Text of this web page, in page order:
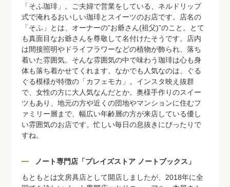
「そふ珈琲」。ご夫婦で営業をしている、ネルドリップ
式で淹れるおいしい珈琲とスイーツのお店です。店名の
「そふ」とは、オーナーの”お爺さん(祖父)”のこと。とて
も真面目なお爺さんを尊敬して名付けたそうです。店内
は間接照明やドライフラワーなどの植物が飾られ、落ち
着いた雰囲気。そんな雰囲気の中で味わう珈琲は心も身
体も落ち着かせてくれます。なかでも人気なのは、ぐる
ぐる模様が特徴の「カフェモカ」。インスタ映え抜群
で、女性の方に大人気なんだとか。奥様手作りのスイー
ツもあり、地元の方や近くの団地やマンションに住むフ
ァミリー層まで、幅広い年齢層の方が来店している優し
い雰囲気のお店です。忙しい毎日の息抜きにぴったりで
すね。
ノート専門店「プレイズストア ノートブックス」
もともとは文房具店として開店しましたが、2018年に全